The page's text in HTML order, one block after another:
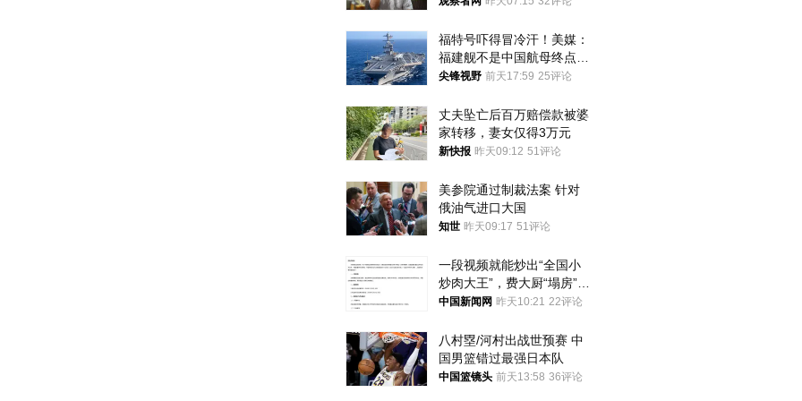
福特号吓得冒冷汗！美媒：
福建舰不是中国航母终点，
而是新起点！
尖锋视野 前天17:59 25评论
丈夫坠亡后百万赔偿款被婆
家转移，妻女仅得3万元
新快报 昨天09:12 51评论
美参院通过制裁法案 针对
俄油气进口大国
知世 昨天09:17 51评论
一段视频就能炒出“全国小
炒肉大王”，费大厨“塌房”了
吗？
中国新闻网 昨天10:21 22评论
八村塁/河村出战世预赛 中
国男篮错过最强日本队
中国篮镜头 前天13:58 36评论